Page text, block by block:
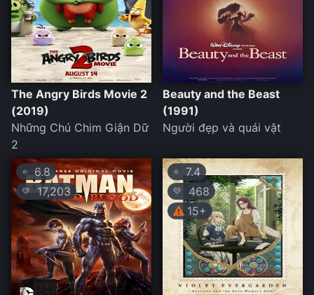
The Angry Birds Movie 2
(2019)
Những Chú Chim Giận Dữ
2
Beauty and the Beast
(1991)
Người đẹp và quái vật
⭐6.8
💛 17,203
⭐ 7.4
💛
468
15+